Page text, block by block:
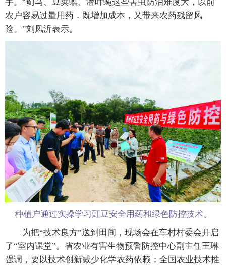
农户容易过量用药，既增加成本，又带来农药残留风
险。”刘凤沂表示。
种植户通过实操学习豇豆安全用药和绿色防控技术。
为把“技术良方”送到田间，现场会在车村村委会开启
了“室内课堂”。省农业有害生物预警防控中心副主任王琳
强调，要以技术创新减少化学农药依赖；全国农业技术推